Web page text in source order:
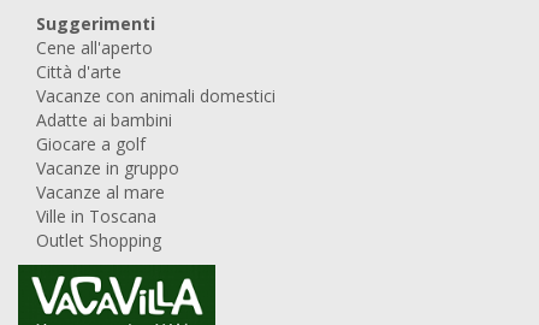
Suggerimenti
Cene all'aperto
Città d'arte
Vacanze con animali domestici
Adatte ai bambini
Giocare a golf
Vacanze in gruppo
Vacanze al mare
Ville in Toscana
Outlet Shopping